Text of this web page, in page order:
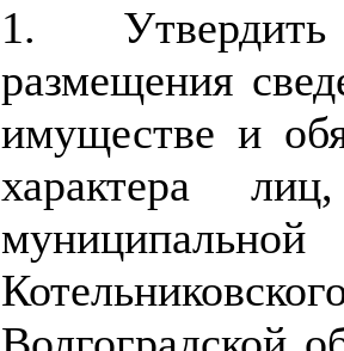
1.
размещения
имуществе и
характера